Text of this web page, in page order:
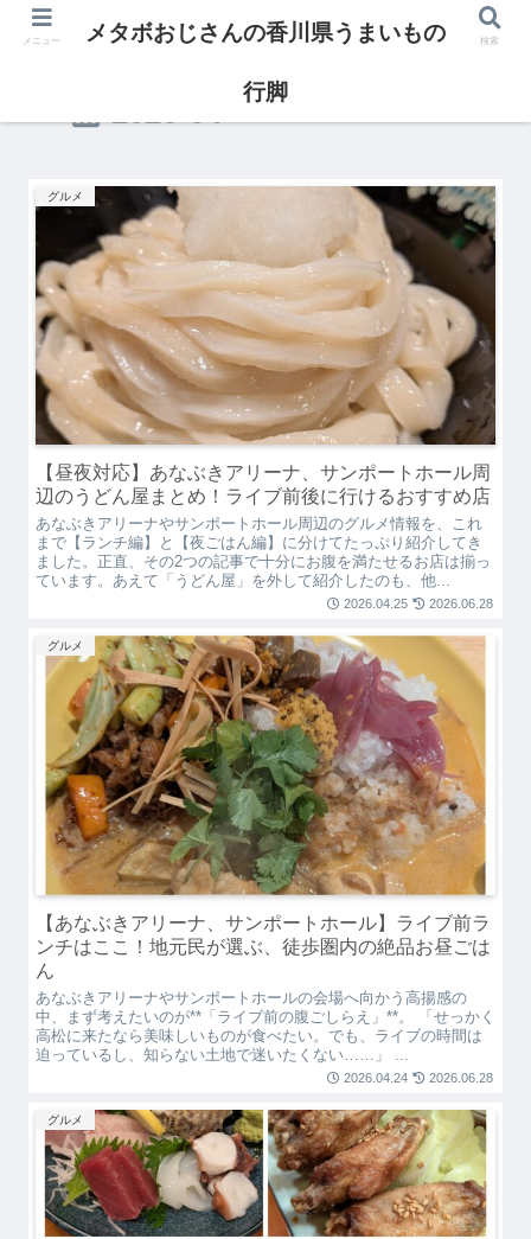
2026-04
グルメ
【昼夜対応】あなぶきアリーナ、サンポートホール周
辺のうどん屋まとめ！ライブ前後に行けるおすすめ店
あなぶきアリーナやサンポートホール周辺のグルメ情報を、これ
まで【ランチ編】と【夜ごはん編】に分けてたっぷり紹介してき
ました。 ​正直、その2つの記事で十分にお腹を満たせるお店は揃っ
ています。あえて「うどん屋」を外して紹介したのも、他...
2026.04.25 2026.06.28
グルメ
【あなぶきアリーナ、サンポートホール】ライブ前ラ
ンチはここ！地元民が選ぶ、徒歩圏内の絶品お昼ごは
ん
あなぶきアリーナやサンポートホールの会場へ向かう高揚感の
中、まず考えたいのが**「ライブ前の腹ごしらえ」**。 「せっかく
高松に来たなら美味しいものが食べたい。でも、ライブの時間は
迫っているし、知らない土地で迷いたくない……」 ...
2026.04.24 2026.06.28
グルメ
メニュー メタボおじさんの香川県うまいもの
行脚
検索